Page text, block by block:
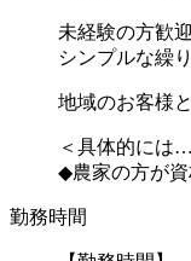
未経験の方歓迎
シンプルな繰
地域のお客様
＜具体的には
◆農家の方が
勤務時間